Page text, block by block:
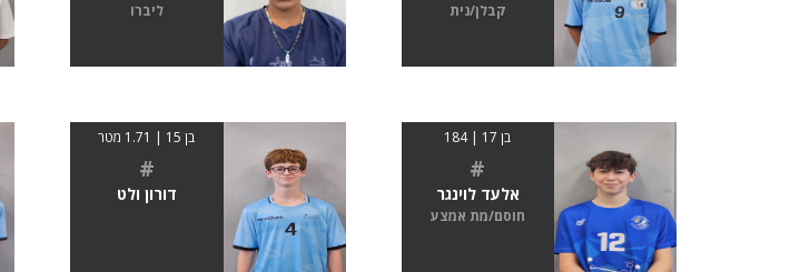
קבלן/נית ליברו
בן 17 | 184
#
אלעד לוינגר
חוסם/מת אמצע
בן 15 | 1.71 מטר
#
דורון ולט